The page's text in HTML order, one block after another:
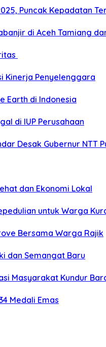
Puncak Kepadatan
di Aceh Tamiang
Kinerja Penyelenggara
Earth di Indonesia
di IUP Perusahaan
Desak Gubernur NTT
dan Ekonomi Lokal
untuk Warga
Bersama Warga Rajik
dan Semangat Baru
Masyarakat Kundur
Medali Emas